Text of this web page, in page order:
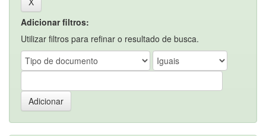
Adicionar filtros:
Utilizar filtros para refinar o resultado de busca.